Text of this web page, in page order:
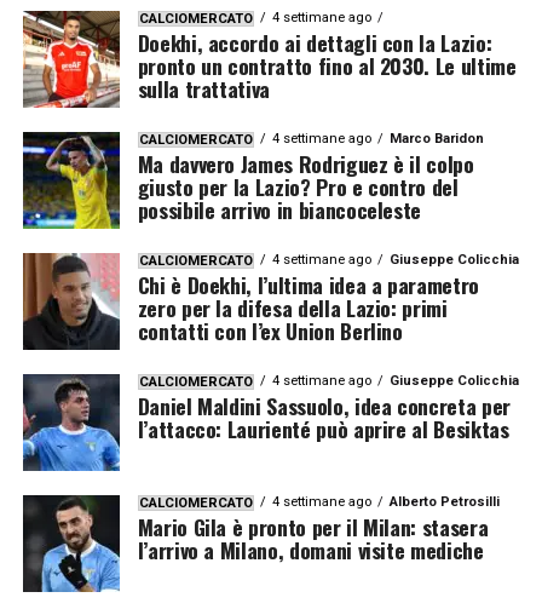
CALCIOMERCATO 4 settimane ago
Doekhi, accordo ai dettagli con la Lazio:
pronto un contratto fino al 2030. Le ultime
sulla trattativa
CALCIOMERCATO 4 settimane ago Marco Baridon
Ma davvero James Rodriguez è il colpo
giusto per la Lazio? Pro e contro del
possibile arrivo in biancoceleste
CALCIOMERCATO 4 settimane ago Giuseppe Colicchia
Chi è Doekhi, l’ultima idea a parametro
zero per la difesa della Lazio: primi
contatti con l’ex Union Berlino
CALCIOMERCATO 4 settimane ago Giuseppe Colicchia
Daniel Maldini Sassuolo, idea concreta per
l’attacco: Laurienté può aprire al Besiktas
CALCIOMERCATO 4 settimane ago Alberto Petrosilli
Mario Gila è pronto per il Milan: stasera
l’arrivo a Milano, domani visite mediche